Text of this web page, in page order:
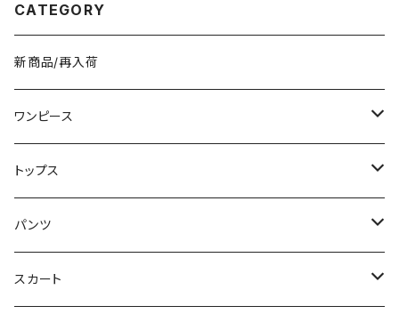
ーデ おしゃれ 人気 5色展開 K-
スカート ミニスカート スーツス
10代 20代 30代 40代 C-WA
CATEGORY
新商品/再入荷
ワンピース
ミニ/ショート
ミディアム/ミモレ
ロング/マキシ
トップス
Tシャツ/カットソー
タンクトップ/キャミソール
パンツ
ショート丈
スカート